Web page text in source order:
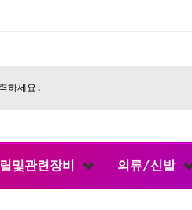
릴및관련장비 의류/신발